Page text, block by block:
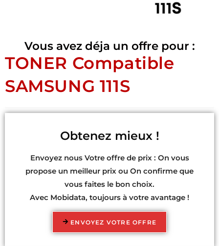
Vous avez déja un offre pour :
TONER Compatible
SAMSUNG 111S
Obtenez mieux !
Envoyez nous Votre offre de prix : On vous
propose un meilleur prix ou On confirme que
vous faites le bon choix.
Avec Mobidata, toujours à votre avantage !
ENVOYEZ VOTRE OFFRE